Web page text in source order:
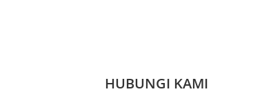
HUBUNGI KAMI